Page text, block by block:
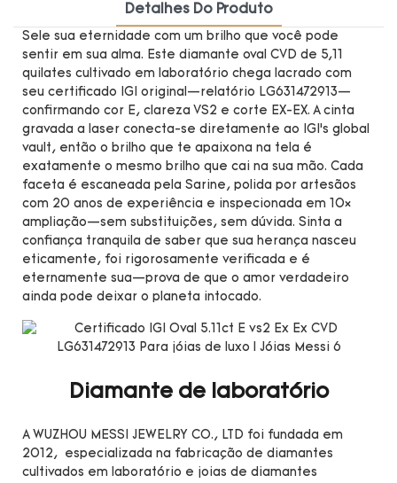
Detalhes Do Produto
Sele sua eternidade com um brilho que você pode
sentir em sua alma. Este diamante oval CVD de 5,11
quilates cultivado em laboratório chega lacrado com
seu certificado IGI original—relatório LG631472913—
confirmando cor E, clareza VS2 e corte EX-EX. A cinta
gravada a laser conecta-se diretamente ao IGI’s global
vault, então o brilho que te apaixona na tela é
exatamente o mesmo brilho que cai na sua mão. Cada
faceta é escaneada pela Sarine, polida por artesãos
com 20 anos de experiência e inspecionada em 10×
ampliação—sem substituições, sem dúvida. Sinta a
confiança tranquila de saber que sua herança nasceu
eticamente, foi rigorosamente verificada e é
eternamente sua—prova de que o amor verdadeiro
ainda pode deixar o planeta intocado.
Diamante de laboratório
A WUZHOU MESSI JEWELRY CO., LTD foi fundada em
2012, especializada na fabricação de diamantes
cultivados em laboratório e joias de diamantes